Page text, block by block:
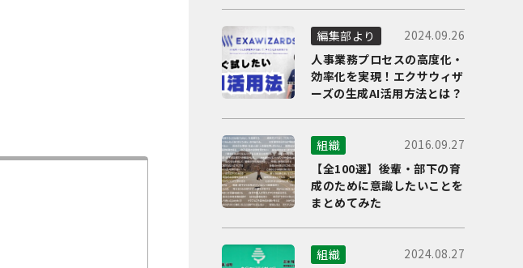
編集部より
2024.09.26
人事業務プロセスの高度化・
効率化を実現！エクサウィザ
ーズの生成AI活用方法とは？
組織
2016.09.27
【全100選】後輩・部下の育
成のために意識したいことを
まとめてみた
組織
2024.08.27